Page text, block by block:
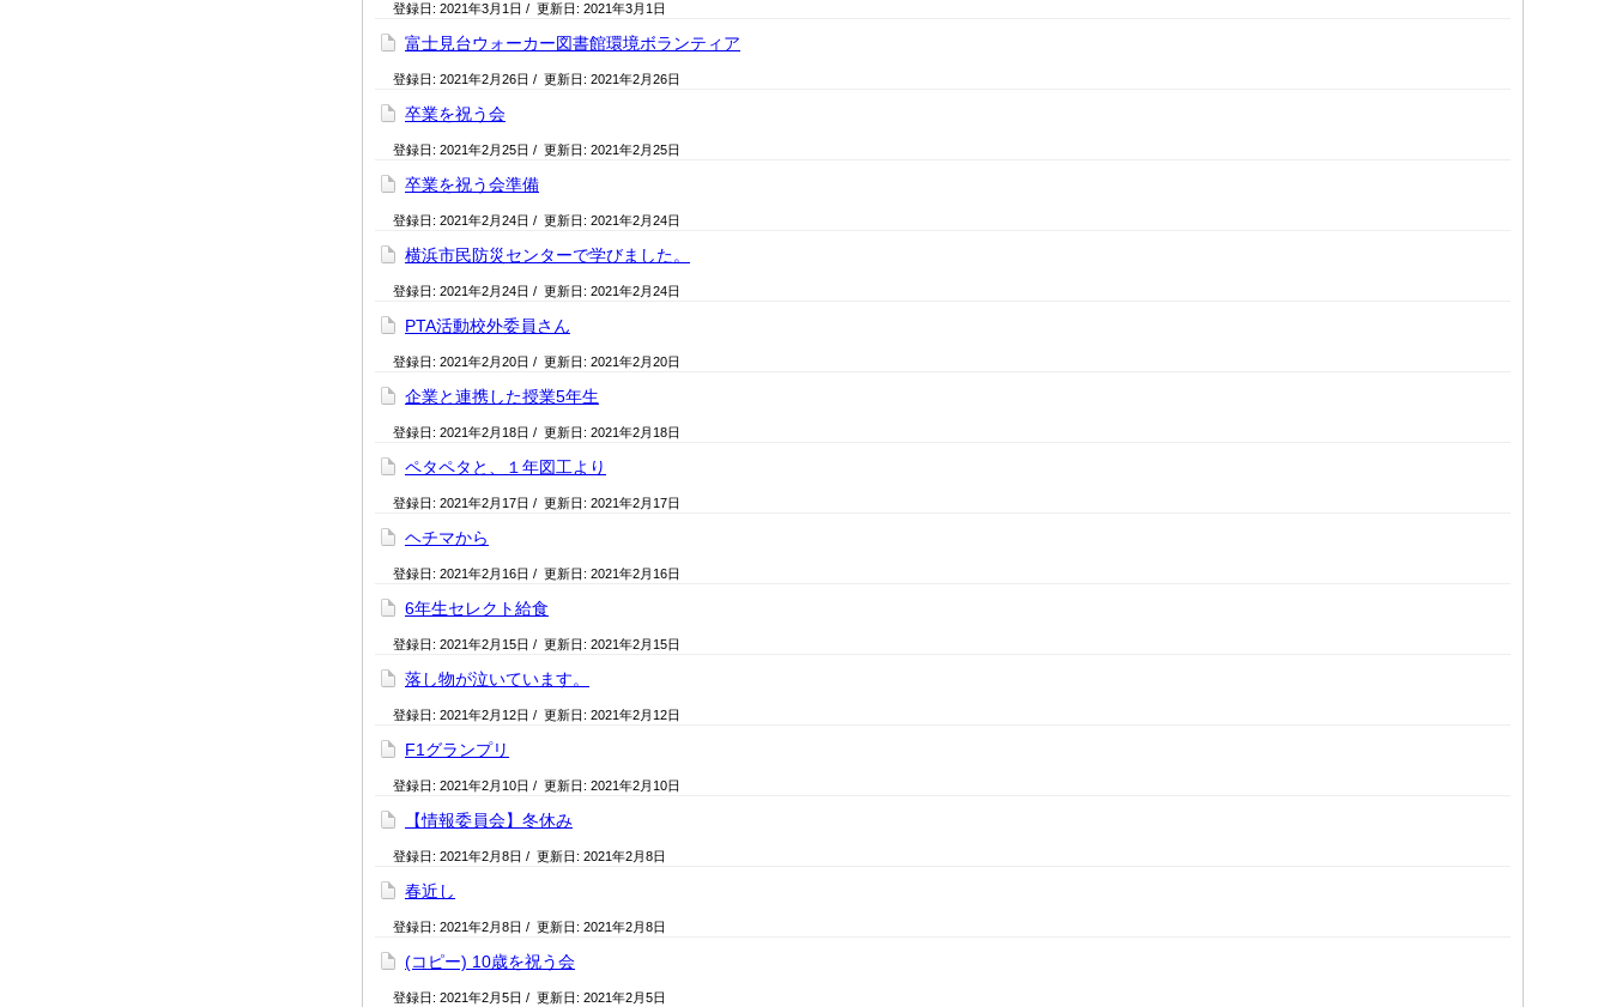
登録日: 2021年3月1日 / 更新日: 2021年3月1日
富士見台ウォーカー図書館環境ボランティア
登録日: 2021年2月26日 / 更新日: 2021年2月26日
卒業を祝う会
登録日: 2021年2月25日 / 更新日: 2021年2月25日
卒業を祝う会準備
登録日: 2021年2月24日 / 更新日: 2021年2月24日
横浜市民防災センターで学びました。
登録日: 2021年2月24日 / 更新日: 2021年2月24日
PTA活動校外委員さん
登録日: 2021年2月20日 / 更新日: 2021年2月20日
企業と連携した授業5年生
登録日: 2021年2月18日 / 更新日: 2021年2月18日
ペタペタと、１年図工より
登録日: 2021年2月17日 / 更新日: 2021年2月17日
ヘチマから
登録日: 2021年2月16日 / 更新日: 2021年2月16日
6年生セレクト給食
登録日: 2021年2月15日 / 更新日: 2021年2月15日
落し物が泣いています。
登録日: 2021年2月12日 / 更新日: 2021年2月12日
F1グランプリ
登録日: 2021年2月10日 / 更新日: 2021年2月10日
【情報委員会】冬休み
登録日: 2021年2月8日 / 更新日: 2021年2月8日
春近し
登録日: 2021年2月8日 / 更新日: 2021年2月8日
(コピー) 10歳を祝う会
登録日: 2021年2月5日 / 更新日: 2021年2月5日